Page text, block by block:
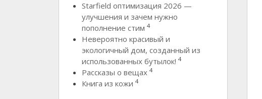
Starfield оптимизация 2026 —
улучшения и зачем нужно
пополнение стим 4
Невероятно красивый и
экологичный дом, созданный из
использованных бутылок! 4
Рассказы о вещах 4
Книга из кожи 4